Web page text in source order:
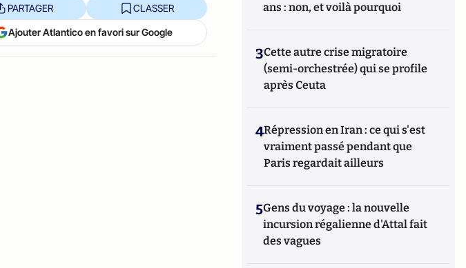
PARTAGER CLASSER
Ajouter Atlantico en favori sur Google
ans : non, et voilà pourquoi
3Cette autre crise migratoire
(semi-orchestrée) qui se profile
après Ceuta
4Répression en Iran : ce qui s'est
vraiment passé pendant que
Paris regardait ailleurs
5Gens du voyage : la nouvelle
incursion régalienne d'Attal fait
des vagues